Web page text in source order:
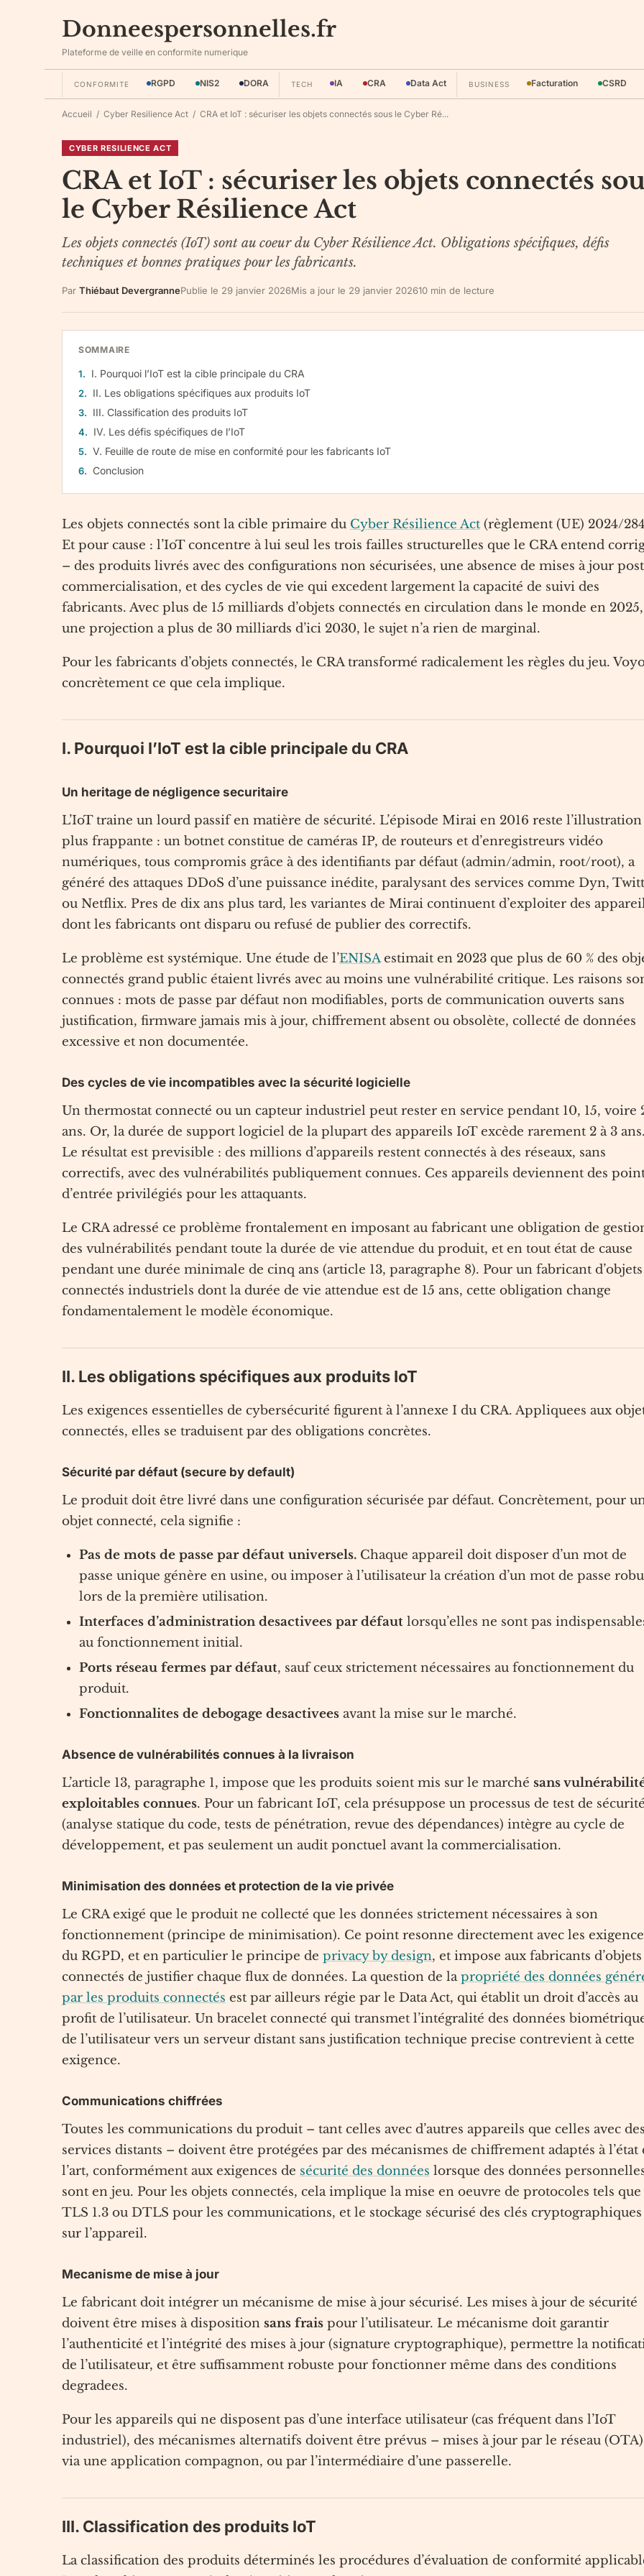
Donneespersonnelles.fr
Plateforme de veille en conformite numerique
CONFORMITE RGPD NIS2 DORA TECH IA CRA Data Act BUSINESS Facturation CSRD
Accueil / Cyber Resilience Act / CRA et IoT : sécuriser les objets connectés sous le Cyber Ré...
CYBER RESILIENCE ACT
CRA et IoT : sécuriser les objets connectés
le Cyber Résilience Act
Les objets connectés (IoT) sont au coeur du Cyber Résilience Act. Obligations spécifiques, défis
techniques et bonnes pratiques pour les fabricants.
Par Thiébaut DevergrannePublie le 29 janvier 2026Mis a jour le 29 janvier 202610 min de lecture
SOMMAIRE
I. Pourquoi l’IoT est la cible principale du CRA
II. Les obligations spécifiques aux produits IoT
III. Classification des produits IoT
IV. Les défis spécifiques de l’IoT
V. Feuille de route de mise en conformité pour les fabricants IoT
Conclusion
Les objets connectés sont la cible primaire du Cyber Résilience Act (règlement (UE) 2024/
Et pour cause : l’IoT concentre à lui seul les trois failles structurelles que le CRA entend
– des produits livrés avec des configurations non sécurisées, une absence de mises à jour
commercialisation, et des cycles de vie qui excedent largement la capacité de suivi des
fabricants. Avec plus de 15 milliards d’objets connectés en circulation dans le monde en
une projection a plus de 30 milliards d’ici 2030, le sujet n’a rien de marginal.
Pour les fabricants d’objets connectés, le CRA transformé radicalement les règles du jeu.
concrètement ce que cela implique.
I. Pourquoi l’IoT est la cible principale du CRA
Un heritage de négligence securitaire
L’IoT traine un lourd passif en matière de sécurité. L’épisode Mirai en 2016 reste
plus frappante : un botnet constitue de caméras IP, de routeurs et d’enregistreurs vidéo
numériques, tous compromis grâce à des identifiants par défaut (admin/admin, root/root), a
généré des attaques DDoS d’une puissance inédite, paralysant des services comme Dyn,
ou Netflix. Pres de dix ans plus tard, les variantes de Mirai continuent d’exploiter des
dont les fabricants ont disparu ou refusé de publier des correctifs.
Le problème est systémique. Une étude de l’ENISAestimait en 2023 que plus de 60 % des
connectés grand public étaient livrés avec au moins une vulnérabilité critique. Les raisons
connues : mots de passe par défaut non modifiables, ports de communication ouverts sans
justification, firmware jamais mis à jour, chiffrement absent ou obsolète, collecté de données
excessive et non documentée.
Des cycles de vie incompatibles avec la sécurité logicielle
Un thermostat connecté ou un capteur industriel peut rester en service pendant 10, 15, voire
ans. Or, la durée de support logiciel de la plupart des appareils IoT excède rarement 2 à 3 ans.
Le résultat est previsible : des millions d’appareils restent connectés à des réseaux, sans
correctifs, avec des vulnérabilités publiquement connues. Ces appareils deviennent des
d’entrée privilégiés pour les attaquants.
Le CRA adressé ce problème frontalement en imposant au fabricant une obligation de
des vulnérabilités pendant toute la durée de vie attendue du produit, et en tout état de cause
pendant une durée minimale de cinq ans (article 13, paragraphe 8). Pour un fabricant d’objets
connectés industriels dont la durée de vie attendue est de 15 ans, cette obligation change
fondamentalement le modèle économique.
II. Les obligations spécifiques aux produits IoT
Les exigences essentielles de cybersécurité figurent à l’annexe I du CRA. Appliquees aux
connectés, elles se traduisent par des obligations concrètes.
Sécurité par défaut (secure by default)
Le produit doit être livré dans une configuration sécurisée par défaut. Concrètement, pour
objet connecté, cela signifie :
Pas de mots de passe par défaut universels. Chaque appareil doit disposer d’un mot de
passe unique génère en usine, ou imposer à l’utilisateur la création d’un mot de passe
lors de la première utilisation.
Interfaces d’administration desactivees par défaut lorsqu’elles ne sont pas
au fonctionnement initial.
Ports réseau fermes par défaut, sauf ceux strictement nécessaires au fonctionnement du
produit.
Fonctionnalites de debogage desactivees avant la mise sur le marché.
Absence de vulnérabilités connues à la livraison
L’article 13, paragraphe 1, impose que les produits soient mis sur le marché sans
exploitables connues. Pour un fabricant IoT, cela présuppose un processus de test de sécurité
(analyse statique du code, tests de pénétration, revue des dépendances) intègre au cycle de
développement, et pas seulement un audit ponctuel avant la commercialisation.
Minimisation des données et protection de la vie privée
Le CRA exigé que le produit ne collecté que les données strictement nécessaires à son
fonctionnement (principe de minimisation). Ce point resonne directement avec les
du RGPD, et en particulier le principe de privacy by design, et impose aux fabricants d’objets
connectés de justifier chaque flux de données. La question de lapropriété des données
par les produits connectés est par ailleurs régie par le Data Act, qui établit un droit d’accès au
profit de l’utilisateur. Un bracelet connecté qui transmet l’intégralité des données
de l’utilisateur vers un serveur distant sans justification technique precise contrevient à cette
exigence.
Communications chiffrées
Toutes les communications du produit – tant celles avec d’autres appareils que celles avec des
services distants – doivent être protégées par des mécanismes de chiffrement adaptés à l’état
l’art, conformément aux exigences de sécurité des données lorsque des données
sont en jeu. Pour les objets connectés, cela implique la mise en oeuvre de protocoles tels que
TLS 1.3 ou DTLS pour les communications, et le stockage sécurisé des clés cryptographiques
sur l’appareil.
Mecanisme de mise à jour
Le fabricant doit intégrer un mécanisme de mise à jour sécurisé. Les mises à jour de sécurité
doivent être mises à disposition sans frais pour l’utilisateur. Le mécanisme doit garantir
l’authenticité et l’intégrité des mises à jour (signature cryptographique), permettre la
de l’utilisateur, et être suffisamment robuste pour fonctionner même dans des conditions
degradees.
Pour les appareils qui ne disposent pas d’une interface utilisateur (cas fréquent dans l’IoT
industriel), des mécanismes alternatifs doivent être prévus – mises à jour par le réseau
via une application compagnon, ou par l’intermédiaire d’une passerelle.
III. Classification des produits IoT
La classification des produits déterminés les procédures d’évaluation de conformité